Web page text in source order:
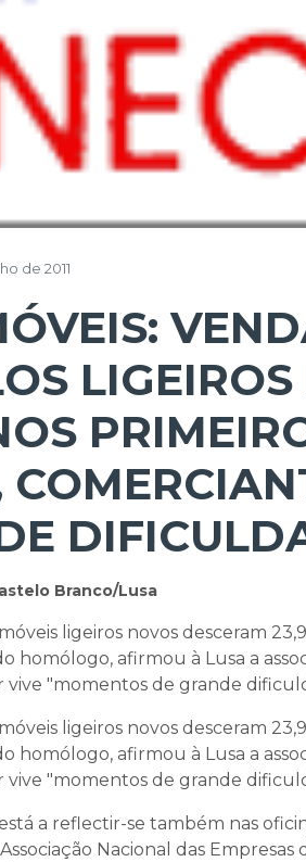
de 2011
Branco/Lusa
ligeiros novos desceram
homólogo, afirmou à Lusa a
vive "momentos de grande
ligeiros novos desceram
homólogo, afirmou à Lusa a
vive "momentos de grande
a reflectir-se também nas
Nacional das